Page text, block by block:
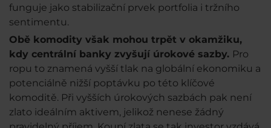
funguje jako stabilizační prvek portfolia i tržního
sentimentu.
Obě komodity však mohou trpět v okamžiku,
kdy centrální banky zvyšují úrokové sazby. Pro
ropu to znamená vyšší tlak na globální ekonomiku a
potenciálně nižší poptávku po této klíčové
komoditě. Při vyšších úrokových sazbách pak není
zlato ideálním aktivem, jelikož nenese žádný